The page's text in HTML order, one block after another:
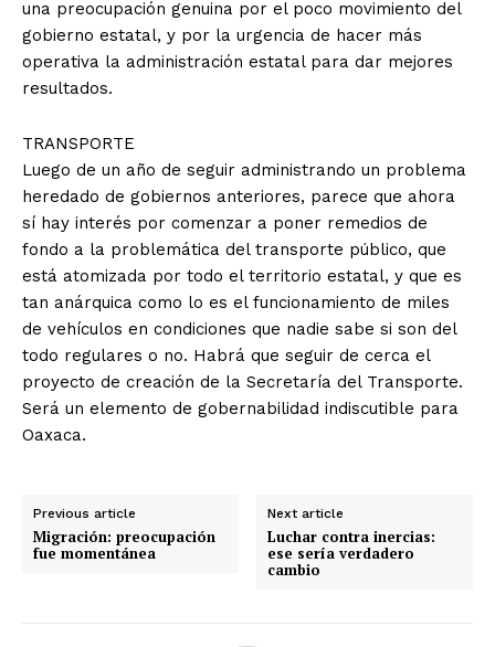
una preocupación genuina por el poco movimiento del
gobierno estatal, y por la urgencia de hacer más
operativa la administración estatal para dar mejores
resultados.
TRANSPORTE
Luego de un año de seguir administrando un problema
heredado de gobiernos anteriores, parece que ahora
sí hay interés por comenzar a poner remedios de
fondo a la problemática del transporte público, que
está atomizada por todo el territorio estatal, y que es
tan anárquica como lo es el funcionamiento de miles
de vehículos en condiciones que nadie sabe si son del
todo regulares o no. Habrá que seguir de cerca el
proyecto de creación de la Secretaría del Transporte.
Será un elemento de gobernabilidad indiscutible para
Oaxaca.
Previous article
Migración: preocupación
fue momentánea
Next article
Luchar contra inercias:
ese sería verdadero
cambio